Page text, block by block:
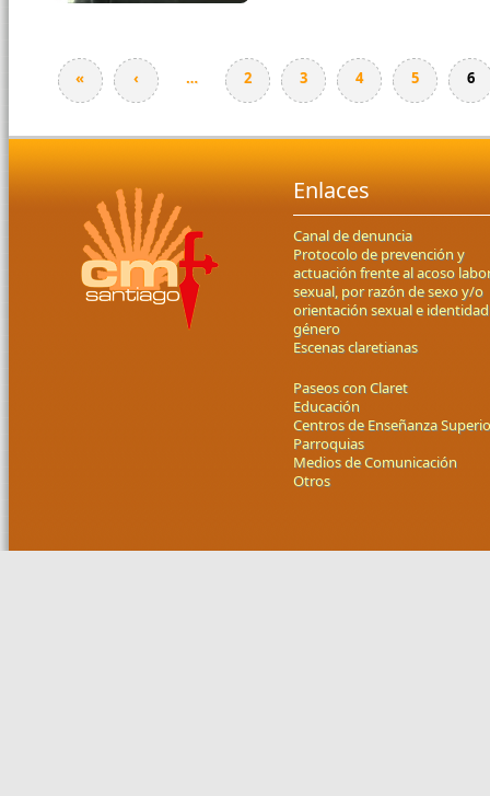
Páginas
« ‹ … 2 3 4 5 6
Enlaces
Canal de denuncia
Protocolo de prevención y
actuación frente al acoso
sexual, por razón de sexo y/o
orientación sexual e
género
Escenas claretianas
Paseos con Claret
Educación
Centros de Enseñanza
Parroquias
Medios de Comunicación
Otros